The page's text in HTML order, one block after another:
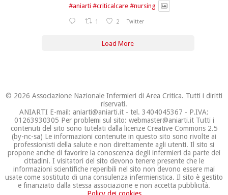
#aniarti #criticalcare #nursing
1 2 Twitter
Load More
© 2026 Associazione Nazionale Infermieri di Area Critica. Tutti i diritti
riservati.
ANIARTI E-mail: aniarti@aniarti.it - tel. 3404045367 - P.IVA:
01263930305 Per problemi sul sito: webmaster@aniarti.it Tutti i
contenuti del sito sono tutelati dalla licenze Creative Commons 2.5
(by-nc-sa) Le informazioni contenute in questo sito sono rivolte ai
professionisti della salute e non direttamente agli utenti. Il sito si
propone anche di favorire la conoscenza degli infermieri da parte dei
cittadini. I visitatori del sito devono tenere presente che le
informazioni scientifiche reperibili nel sito non devono essere mai
usate come sostituto di una consulenza infermieristica. Il sito è gestito
e finanziato dalla stessa associazione e non accetta pubblicità.